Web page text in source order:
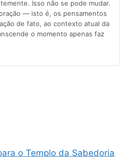
o Templo da Sabedoria